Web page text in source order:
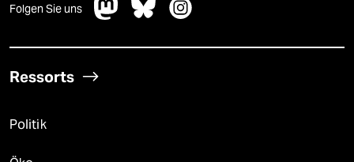
Folgen Sie uns
Ressorts
Politik